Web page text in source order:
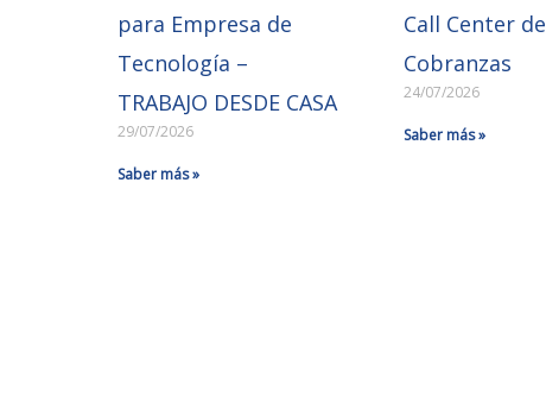
para Empresa de
Tecnología –
TRABAJO DESDE CASA
29/07/2026
Saber más »
Call Center de
Cobranzas
24/07/2026
Saber más »